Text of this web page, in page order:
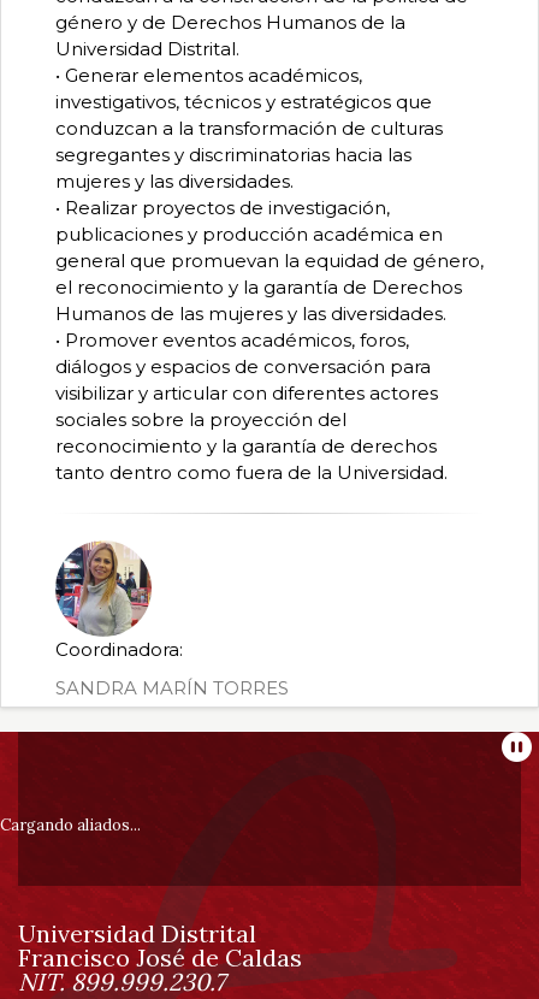
género y de Derechos Humanos de la
Universidad Distrital.
• Generar elementos académicos,
investigativos, técnicos y estratégicos que
conduzcan a la transformación de culturas
segregantes y discriminatorias hacia las
mujeres y las diversidades.
• Realizar proyectos de investigación,
publicaciones y producción académica en
general que promuevan la equidad de género,
el reconocimiento y la garantía de Derechos
Humanos de las mujeres y las diversidades.
• Promover eventos académicos, foros,
diálogos y espacios de conversación para
visibilizar y articular con diferentes actores
sociales sobre la proyección del
reconocimiento y la garantía de derechos
tanto dentro como fuera de la Universidad.
Coordinadora:
SANDRA MARÍN TORRES
Información
pie
de
página
Cargando aliados...
Información
Universidad Distrital
Francisco José de Caldas
NIT. 899.999.230.7